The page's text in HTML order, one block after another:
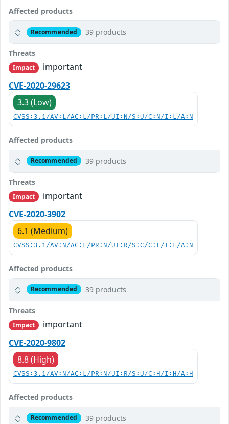
Affected products
Recommended 39 products
Threats
Impact
important
CVE-2020-29623
3.3 (Low)
CVSS:3.1/AV:L/AC:L/PR:L/UI:N/S:U/C:N/I:L/A:N
Affected products
Recommended 39 products
Threats
Impact
important
CVE-2020-3902
6.1 (Medium)
CVSS:3.1/AV:N/AC:L/PR:N/UI:R/S:C/C:L/I:L/A:N
Affected products
Recommended 39 products
Threats
Impact
important
CVE-2020-9802
8.8 (High)
CVSS:3.1/AV:N/AC:L/PR:N/UI:R/S:U/C:H/I:H/A:H
Affected products
Recommended 39 products